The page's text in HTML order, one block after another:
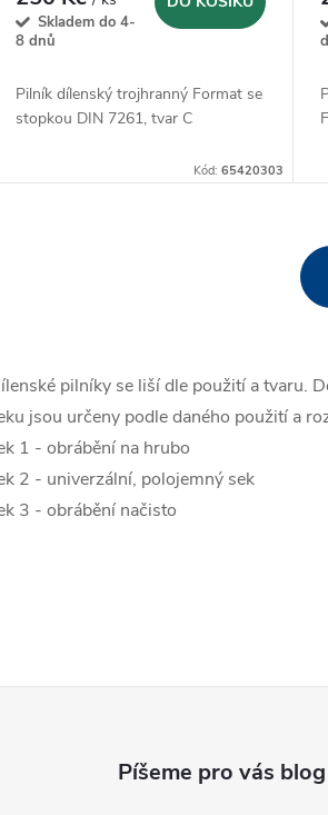
Skladem do 4-
8 dnů
Pilník dílenský trojhranný Format se
stopkou DIN 7261, tvar C
Kód:65420303
pilníky se liší dle použití a tvaru.
jsou určeny podle daného použití a
1 - obrábění na hrubo
2 - univerzální, polojemný sek
3 - obrábění načisto
Píšeme pro vás blog